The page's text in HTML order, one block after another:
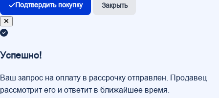
Подтвердить покупку Закрыть
Успешно!
Ваш запрос на оплату в рассрочку отправлен. Продавец
рассмотрит его и ответит в ближайшее время.